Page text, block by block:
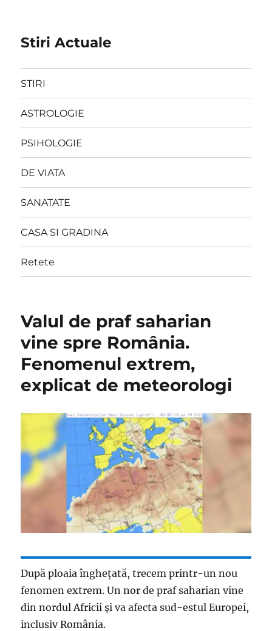
Stiri Actuale
STIRI
ASTROLOGIE
PSIHOLOGIE
DE VIATA
SANATATE
CASA SI GRADINA
Retete
Valul de praf saharian
vine spre România.
Fenomenul extrem,
explicat de meteorologi
După ploaia îngheţată, trecem printr-un nou
fenomen extrem. Un nor de praf saharian vine
din nordul Africii şi va afecta sud-estul Europei,
inclusiv România.